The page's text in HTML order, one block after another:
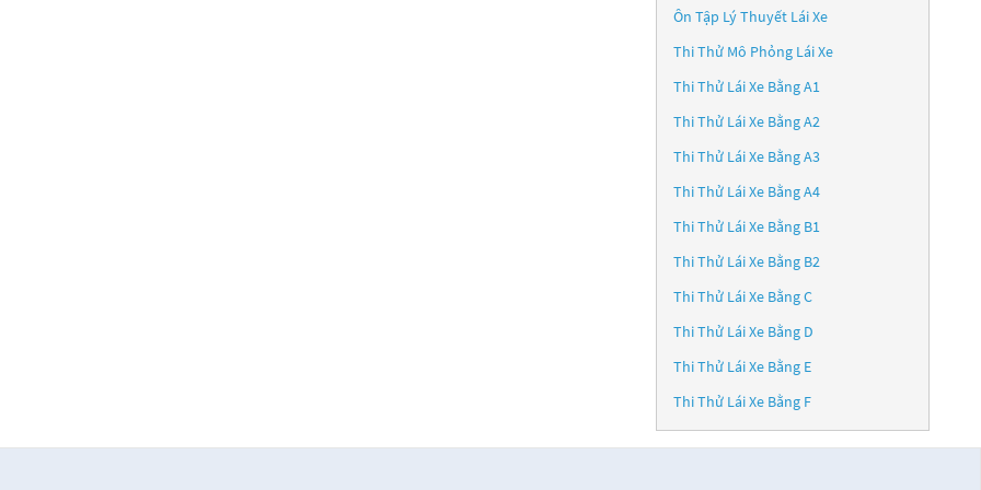
Ôn Tập Lý Thuyết Lái Xe
Thi Thử Mô Phỏng Lái Xe
Thi Thử Lái Xe Bằng A1
Thi Thử Lái Xe Bằng A2
Thi Thử Lái Xe Bằng A3
Thi Thử Lái Xe Bằng A4
Thi Thử Lái Xe Bằng B1
Thi Thử Lái Xe Bằng B2
Thi Thử Lái Xe Bằng C
Thi Thử Lái Xe Bằng D
Thi Thử Lái Xe Bằng E
Thi Thử Lái Xe Bằng F